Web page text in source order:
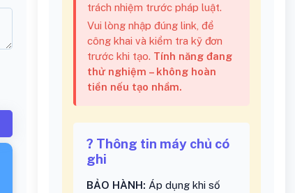
trách nhiệm trước pháp luật.
Vui lòng nhập đúng link, để
công khai và kiểm tra kỹ đơn
trước khi tạo. Tính năng đang
thử nghiệm – không hoàn
tiền nếu tạo nhầm.
? Thông tin máy chủ có
ghi
BẢO HÀNH: Áp dụng khi số